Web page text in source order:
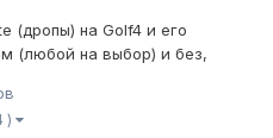
(дропы) на Golf4 и его
(любой на выбор) и без,
калёные, гайки и болты
- 6000 р. без развала
)